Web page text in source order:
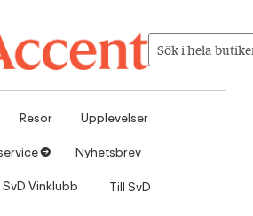
Sök i hela
Resor Upplevelser
1 Nyhetsbrev
SvD Vinklubb Till SvD